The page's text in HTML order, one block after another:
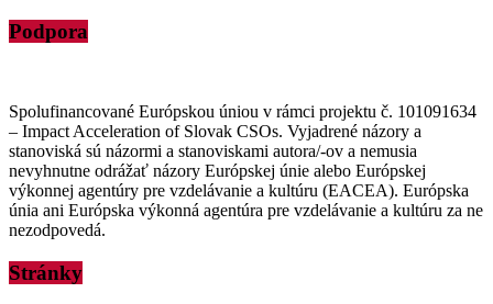
Podpora
Spolufinancované Európskou úniou v rámci projektu č. 101091634
– Impact Acceleration of Slovak CSOs. Vyjadrené názory a
stanoviská sú názormi a stanoviskami autora/-ov a nemusia
nevyhnutne odrážať názory Európskej únie alebo Európskej
výkonnej agentúry pre vzdelávanie a kultúru (EACEA). Európska
únia ani Európska výkonná agentúra pre vzdelávanie a kultúru za ne
nezodpovedá.
Stránky